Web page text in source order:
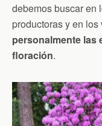
debemos buscar en
productoras y en los
personalmente las
floración.